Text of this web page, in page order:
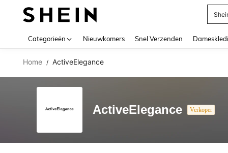
Categorieën Nieuwkomers Snel Verzenden
Home / ActiveElegance
ActiveElegance Verkoper